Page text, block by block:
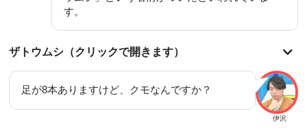
す。
ザトウムシ（クリックで開きます）
伊沢
足が8本ありますけど、クモなんですか？